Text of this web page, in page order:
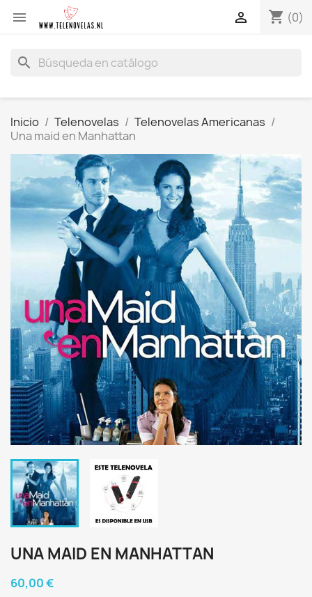
 shopping_cart (0)

search
Inicio Telenovelas
Telenovelas Americanas
Una maid en Manhattan
UNA MAID EN MANHATTAN
60,00 €